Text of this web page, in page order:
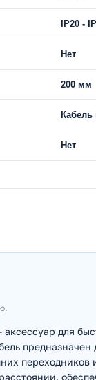
IP20 -
Нет
200 мм
Нет
аксессуар для